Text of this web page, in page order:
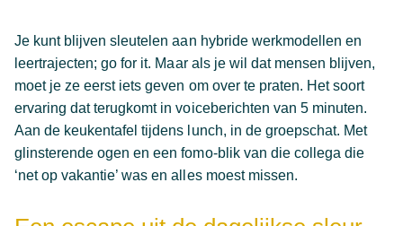
Je kunt blijven sleutelen aan hybride werkmodellen en
leertrajecten; go for it. Maar als je wil dat mensen blijven,
moet je ze eerst iets geven om over te praten. Het soort
ervaring dat terugkomt in voiceberichten van 5 minuten.
Aan de keukentafel tijdens lunch, in de groepschat. Met
glinsterende ogen en een fomo-blik van die collega die
‘net op vakantie’ was en alles moest missen.